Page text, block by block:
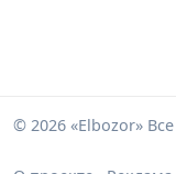
© 2026 «Elbozor»